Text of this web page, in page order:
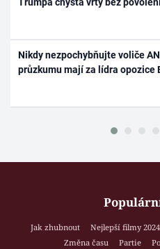
Nikdy nezpochybňujte voliče
průzkumu mají za lídra opozice
Jak zhubnout Nejlepší filmy 2024
Změna času
Partie